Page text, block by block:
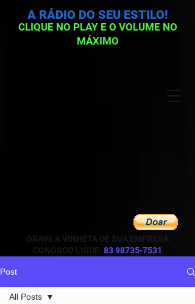
GRAVE A VINHETA DE SUA EMPRESA
CONOSCO LIGUE: 83 98735-7531
CLIQUE NO PLAY E O VOLUME NO
MÁXIMO
A RÁDIO DO SEU ESTILO!
Post
All Posts